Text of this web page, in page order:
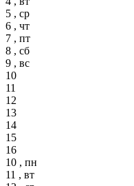
5 , ср
6 , чт
7 , пт
8 , сб
9 , вс
10
11
12
13
14
15
16
10 , пн
11 , вт